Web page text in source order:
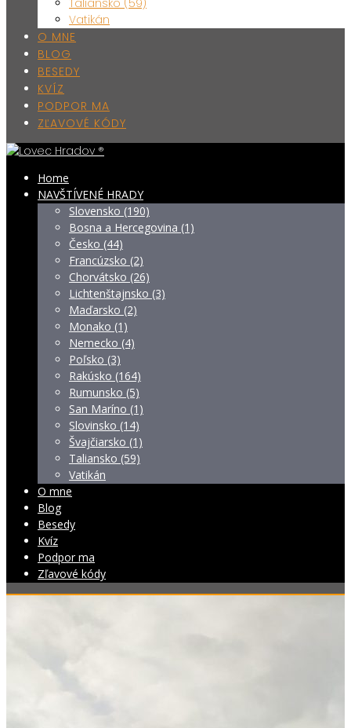
Taliansko (59)
Vatikán
O MNE
BLOG
BESEDY
KVÍZ
PODPOR MA
ZĽAVOVÉ KÓDY
Home
NAVŠTÍVENÉ HRADY
Slovensko (190)
Bosna a Hercegovina (1)
Česko (44)
Francúzsko (2)
Chorvátsko (26)
Lichtenštajnsko (3)
Maďarsko (2)
Monako (1)
Nemecko (4)
Poľsko (3)
Rakúsko (164)
Rumunsko (5)
San Maríno (1)
Slovinsko (14)
Švajčiarsko (1)
Taliansko (59)
Vatikán
O mne
Blog
Besedy
Kvíz
Podpor ma
Zľavové kódy